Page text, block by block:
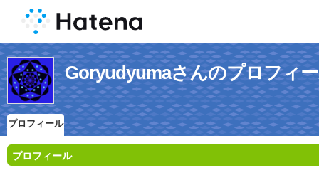
Goryudyumaさんのプロフィ
プロフィール
プロフィール